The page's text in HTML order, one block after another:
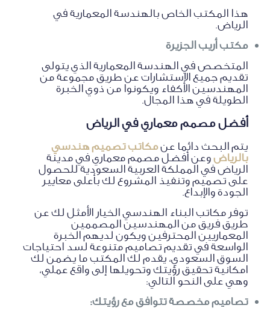
هذا المكتب الخاص بالهندسة المعمارية في
الرياض.
مكتب أريب الجزيرة
المتخصص في الهندسة المعمارية الذي يتولى
تقديم جميع الاستشارات عن طريق مجموعة من
المهندسين الأكفاء ويكونوا من ذوي الخبرة
الطويلة في هذا المجال.
أفضل مصمم معماري في الرياض
يتم البحث دائما عنمكاتب تصميم هندسي
بالرياضوعن أفضل مصمم معماري في مدينة
الرياض في المملكة العربية السعودية للحصول
على تصميم وتنفيذ المشروع لك بأعلى معايير
الجودة والإبداع.
توفر مكاتب البناء الهندسي الخيار الأمثل لك عن
طريق فريق من المهندسين المصممين
المعماريين المحترفين ويكون لديهم الخبرة
الواسعة في تقديم تصاميم متنوعة لسد احتياجات
السوق السعودي، يقدم لك المكتب ما يضمن لك
امكانية تحقيق رؤيتك وتحويلها إلى واقع عملي،
وهي على النحو التالي:
تصاميم مخصصة تتوافق مع رؤيتك: